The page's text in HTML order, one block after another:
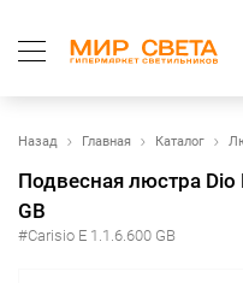
Назад Главная Каталог
Подвесная люстра Dio
GB
#Carisio E 1.1.6.600 GB